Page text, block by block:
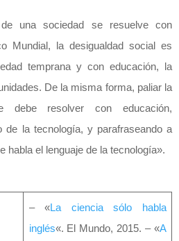
una sociedad se resuelve con
Mundial, la desigualdad social es
temprana y con educación, la
De la misma forma, paliar la
debe resolver con educación,
de la tecnología, y parafraseando a
habla el lenguaje de la tecnología».
– «La ciencia sólo habla
inglés«. El Mundo, 2015. – «A